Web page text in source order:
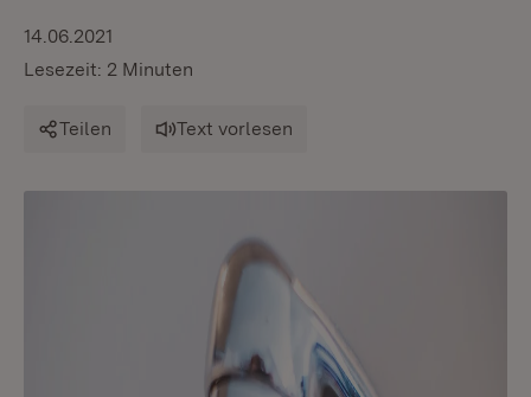
14.06.2021
Lesezeit: 2 Minuten
Teilen Text vorlesen